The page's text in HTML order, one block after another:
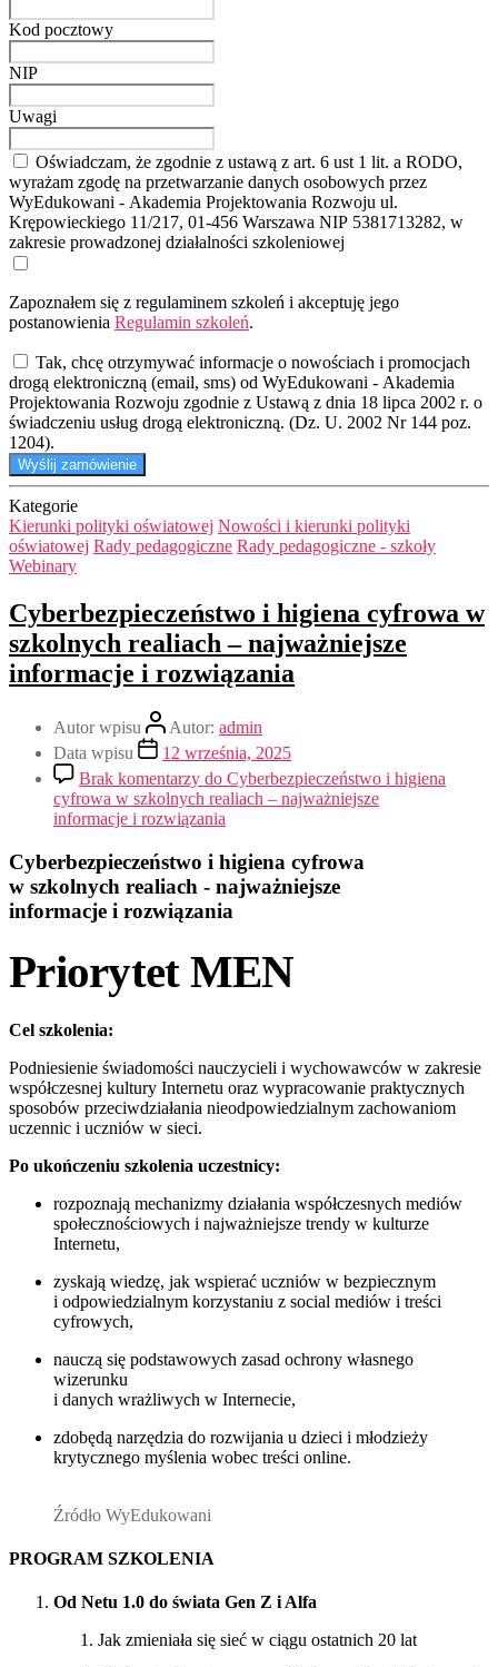
Kod pocztowy
NIP
Uwagi
Oświadczam, że zgodnie z ustawą z art. 6 ust 1 lit. a RODO,
wyrażam zgodę na przetwarzanie danych osobowych przez
WyEdukowani - Akademia Projektowania Rozwoju ul.
Krępowieckiego 11/217, 01-456 Warszawa NIP 5381713282, w
zakresie prowadzonej działalności szkoleniowej
Zapoznałem się z regulaminem szkoleń i akceptuję jego
postanowienia Regulamin szkoleń.
Tak, chcę otrzymywać informacje o nowościach i promocjach
drogą elektroniczną (email, sms) od WyEdukowani - Akademia
Projektowania Rozwoju zgodnie z Ustawą z dnia 18 lipca 2002 r. o
świadczeniu usług drogą elektroniczną. (Dz. U. 2002 Nr 144 poz.
1204).
Wyślij zamówienie
Kategorie
Kierunki polityki oświatowej Nowości i kierunki polityki
oświatowej Rady pedagogiczne Rady pedagogiczne - szkoły
Webinary
Cyberbezpieczeństwo i higiena cyfrowa w
szkolnych realiach – najważniejsze
informacje i rozwiązania
Autor wpisu Autor: admin
Data wpisu
12 września, 2025
Brak komentarzy do Cyberbezpieczeństwo i higiena
cyfrowa w szkolnych realiach – najważniejsze
informacje i rozwiązania
Cyberbezpieczeństwo i higiena cyfrowa
w szkolnych realiach - najważniejsze
informacje i rozwiązania
Priorytet MEN
Cel szkolenia:
Podniesienie świadomości nauczycieli i wychowawców w zakresie
współczesnej kultury Internetu oraz wypracowanie praktycznych
sposobów przeciwdziałania nieodpowiedzialnym zachowaniom
uczennic i uczniów w sieci.
Po ukończeniu szkolenia uczestnicy:
rozpoznają mechanizmy działania współczesnych mediów
społecznościowych i najważniejsze trendy w kulturze
Internetu,
zyskają wiedzę, jak wspierać uczniów w bezpiecznym
i odpowiedzialnym korzystaniu z social mediów i treści
cyfrowych,
nauczą się podstawowych zasad ochrony własnego
wizerunku
i danych wrażliwych w Internecie,
zdobędą narzędzia do rozwijania u dzieci i młodzieży
krytycznego myślenia wobec treści online.
Źródło WyEdukowani
PROGRAM SZKOLENIA
Od Netu 1.0 do świata Gen Z i Alfa
Jak zmieniała się sieć w ciągu ostatnich 20 lat